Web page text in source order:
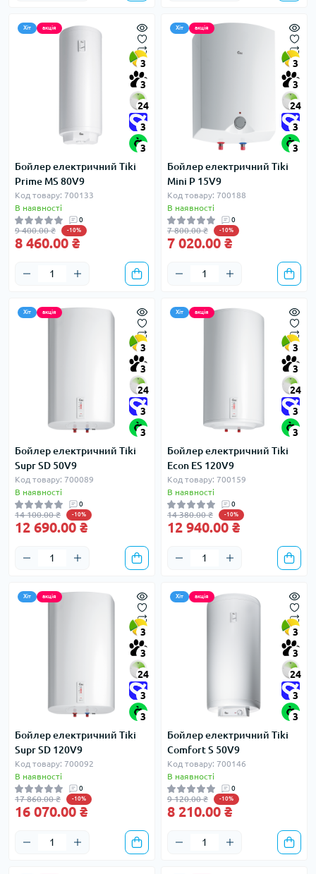
Хіт акція
3
3
24
3
3
Бойлер електричний Tiki
Prime MS 80V9
Код товару: 700133
В наявності
0
9 400.00 ₴ -10%
8 460.00 ₴
Хіт акція
3
3
24
3
3
Бойлер електричний Tiki
Mini P 15V9
Код товару: 700188
В наявності
0
7 800.00 ₴ -10%
7 020.00 ₴
Хіт акція
3
3
24
3
3
Бойлер електричний Tiki
Supr SD 50V9
Код товару: 700089
В наявності
0
14 100.00 ₴ -10%
12 690.00 ₴
Хіт акція
3
3
24
3
3
Бойлер електричний Tiki
Econ ES 120V9
Код товару: 700159
В наявності
0
14 380.00 ₴ -10%
12 940.00 ₴
Хіт акція
3
3
24
3
3
Бойлер електричний Tiki
Supr SD 120V9
Код товару: 700092
В наявності
0
17 860.00 ₴ -10%
16 070.00 ₴
Хіт акція
3
3
24
3
3
Бойлер електричний Tiki
Comfort S 50V9
Код товару: 700146
В наявності
0
9 120.00 ₴ -10%
8 210.00 ₴